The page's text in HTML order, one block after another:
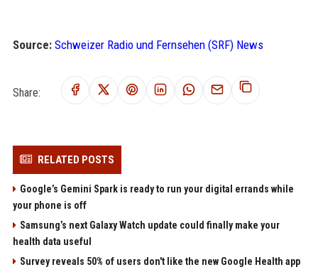
Source: Schweizer Radio und Fernsehen (SRF) News
Share:
RELATED POSTS
Google’s Gemini Spark is ready to run your digital errands while
your phone is off
Samsung’s next Galaxy Watch update could finally make your
health data useful
Survey reveals 50% of users don't like the new Google Health app